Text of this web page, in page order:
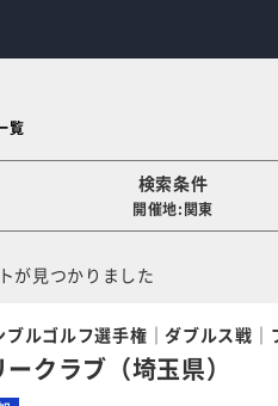
覧
検索条件
開催地:関東
が見つかりました
ルゴルフ選手権｜ダブルス戦
クラブ（埼玉県）